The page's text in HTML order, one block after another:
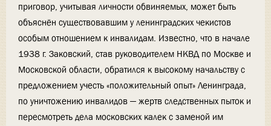
приговор, учитывая личности обвиняемых, может быть
объяснён существовавшим у ленинградских чекистов
особым отношением к инвалидам. Известно, что в начале
1938 г. Заковский, став руководителем НКВД по Москве и
Московской области, обратился к высокому начальству с
предложением учесть «положительный опыт» Ленинграда,
по уничтожению инвалидов — жертв следственных пыток и
пересмотреть дела московских калек с заменой им